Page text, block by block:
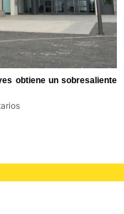
obtiene un sobresaliente